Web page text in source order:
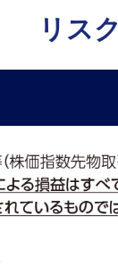
リスク